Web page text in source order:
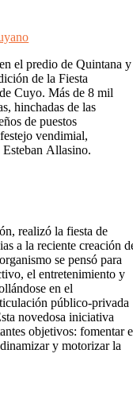
el predio de Quintana y
de la Fiesta
Cuyo. Más de 8 mil
hinchadas de las
de puestos
vendimial,
Allasino.
realizó la fiesta de
a la reciente creación
se pensó para
el entretenimiento y
en el
público-privada
novedosa iniciativa
objetivos: fomentar
y motorizar la